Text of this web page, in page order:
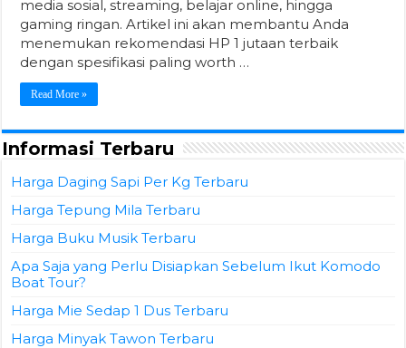
media sosial, streaming, belajar online, hingga
gaming ringan. Artikel ini akan membantu Anda
menemukan rekomendasi HP 1 jutaan terbaik
dengan spesifikasi paling worth …
Read More »
Informasi Terbaru
Harga Daging Sapi Per Kg Terbaru
Harga Tepung Mila Terbaru
Harga Buku Musik Terbaru
Apa Saja yang Perlu Disiapkan Sebelum Ikut Komodo
Boat Tour?
Harga Mie Sedap 1 Dus Terbaru
Harga Minyak Tawon Terbaru